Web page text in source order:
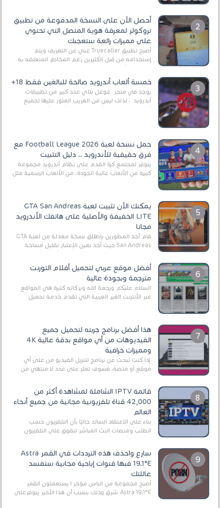
أحصل الآن على النسخة المدفوعة من تطبيق
تروكولر لمعرفة هوية المتصل التي تحتوي
على مميزات رائعة ستعجبك
أصبح تطبيق Truecaller غني عن التعريف ويتم
إستخدامه من قبل الكثيرين رغم المخاطر المتعلقه به
خمسة ألعاب أندرويد صالحة للبالغين فقط 18+
يوجد في متجر غوغل بلاي عدد كبير من تطبيقات
أندرويد ، لذلك ليس من الغريب العثور عليها لجميع
حمل نسخة لعبة Football League 2026 مع
فرق حقيقية للأندرويد .. دليل التثبيت
يتوفر لمجتمع كرة القدم على نظام أندرويد مجموعة
كبيرة من الألعاب عالية الجودة. من الألعاب الرسمية مثل
يمكنك الآن تثبيت لعبة GTA San Andreas
LITE الخفيفة والأصلية على هاتفك الأندرويد
مجانا
قام أحد المطورين بإطلاق نسخة معدلة من لعبة GTA
San Andreas حيث أخد بعين الإعتبار تقليل مساحة
أفضل موقع عربي لتحميل أفلام التورنت
مترجمة وبجودة عالية
السلام عليكم ورحمة الله وبركاته كثيرة هي المواقع
عبر الأنترنت الغير العربية التي تقدم خدمة تحميل
الأفلام على التورنت ، ومعظم هذه المواقع ل...
هذا أفضل برنامج جربته لتحميل جميع
الفيديوهات من أي مواقع بدقة عالية 4K
ومميزات خرافية
إذا كنت تبحث عن برنامج لتنزيل الفيديو من على أي
موقع أو منصة، فسوف تعثر على عدد لا منتهي من
قائمة IPTV الشاملة لمشاهدة أكثر من
42,000 قناة تلفزيونية مجانية من جميع أنحاء
العالم
بناءً على الاعتقاد السائد حاليًا بأن التلفزيون حسب
الطلب ومنصات البث المباشر تتفوق على التلفزيون
الرقمي الأرضي التقليدي، يُعدّ IPTV-org خيار...
سارع واحذف هذه الترددات في القمر Astra
19.1°E فبها قنوات إباحية مجانية ستفسد
عائلتك
أصبح مجموعة من الناس مؤخر ا يستعملون القمر
Astra 19.1°E شرق وذلك بسبب أن هذا الأخير يتوفرعلى